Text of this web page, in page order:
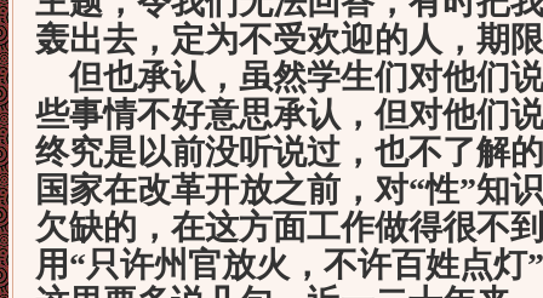
轰出去，定为不受欢迎的人，期
但也承认，虽然学生们对他们
些事情不好意思承认，但对他们
终究是以前没听说过，也不了解
国家在改革开放之前，对“性”知
欠缺的，在这方面工作做得很不
用“只许州官放火，不许百姓点灯”